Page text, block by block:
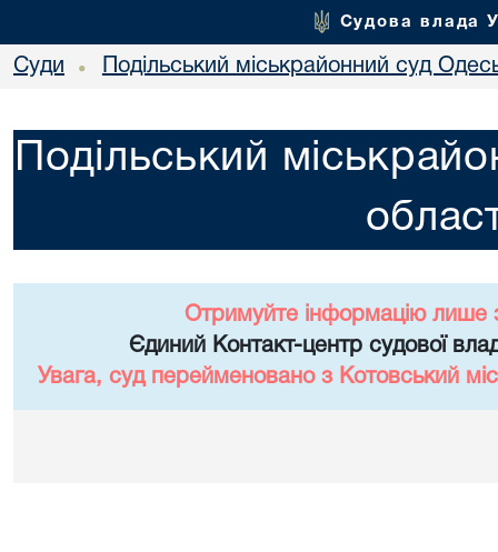
Судова влада
Суди • Подільський міськрайонний суд
Подільський
Отримуйте інформацію лише
Єдиний Контакт-центр судової
Увага, суд перейменовано з Котовський